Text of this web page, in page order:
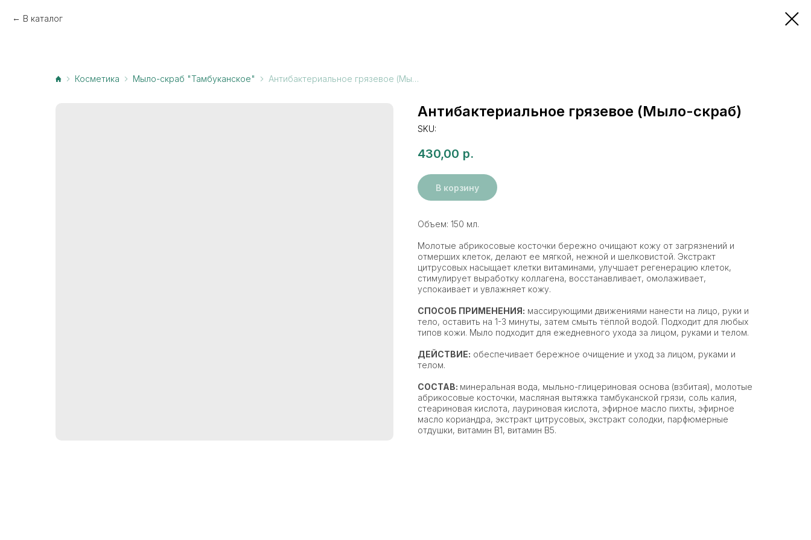
В каталог
Косметика Мыло-скраб "Тамбуканское" Антибактериальное грязевое (Мыло-скраб)
Антибактериальное грязевое (Мыло-скраб)
SKU:
430,00 р.
В корзину
Объем: 150 мл.
Молотые абрикосовые косточки бережно очищают кожу от загрязнений и
отмерших клеток, делают ее мягкой, нежной и шелковистой. Экстракт
цитрусовых насыщает клетки витаминами, улучшает регенерацию клеток,
стимулирует выработку коллагена, восстанавливает, омолаживает,
успокаивает и увлажняет кожу.
СПОСОБ ПРИМЕНЕНИЯ: массирующими движениями нанести на лицо, руки и
тело, оставить на 1-3 минуты, затем смыть тёплой водой. Подходит для любых
типов кожи. Мыло подходит для ежедневного ухода за лицом, руками и телом.
ДЕЙСТВИЕ: обеспечивает бережное очищение и уход за лицом, руками и
телом.
СОСТАВ: минеральная вода, мыльно-глицериновая основа (взбитая), молотые
абрикосовые косточки, масляная вытяжка тамбуканской грязи, соль калия,
стеариновая кислота, лауриновая кислота, эфирное масло пихты, эфирное
масло кориандра, экстракт цитрусовых, экстракт солодки, парфюмерные
отдушки, витамин В1, витамин В5.